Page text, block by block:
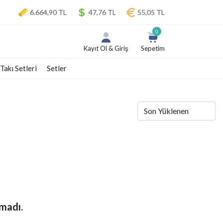
6.664,90 TL 47,76 TL 55,05 TL
Kayıt Ol & Giriş Sepetim
0
Setleri Setler